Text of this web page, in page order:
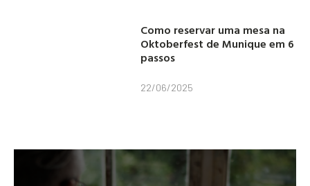
Como reservar uma mesa na
Oktoberfest de Munique em 6
passos
22/06/2025